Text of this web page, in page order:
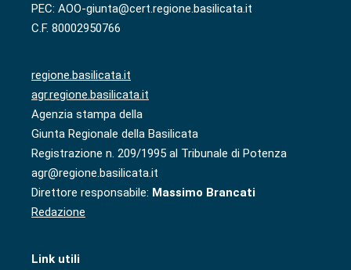
PEC: AOO-giunta@cert.regione.basilicata.it
C.F. 80002950766
regione.basilicata.it
agr.regione.basilicata.it
Agenzia stampa della
Giunta Regionale della Basilicata
Registrazione n. 209/1995 al Tribunale di Potenza
agr@regione.basilicata.it
Direttore responsabile: Massimo Brancati
Redazione
Link utili